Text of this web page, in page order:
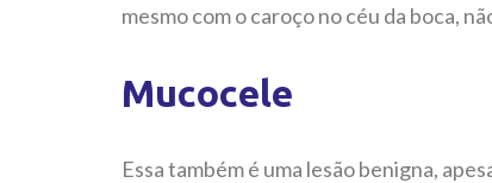
mesmo com o caroço no céu da boca,
Mucocele
Essa também é uma lesão benigna,